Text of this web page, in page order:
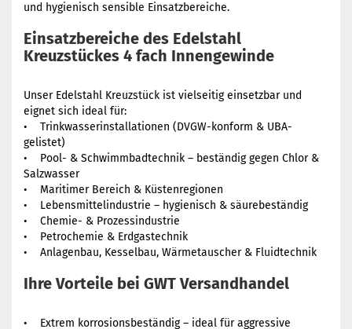
und hygienisch sensible Einsatzbereiche.
Einsatzbereiche des Edelstahl
Kreuzstückes 4 fach Innengewinde
Unser Edelstahl Kreuzstück ist vielseitig einsetzbar und
eignet sich ideal für:
• Trinkwasserinstallationen (DVGW-konform & UBA-
gelistet)
• Pool- & Schwimmbadtechnik – beständig gegen Chlor &
Salzwasser
• Maritimer Bereich & Küstenregionen
• Lebensmittelindustrie – hygienisch & säurebeständig
• Chemie- & Prozessindustrie
• Petrochemie & Erdgastechnik
• Anlagenbau, Kesselbau, Wärmetauscher & Fluidtechnik
Ihre Vorteile bei GWT Versandhandel
• Extrem korrosionsbeständig – ideal für aggressive